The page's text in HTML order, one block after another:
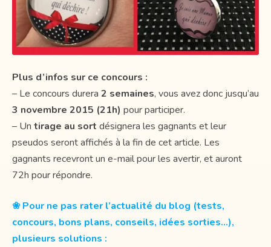
Plus d’infos sur ce concours :
– Le concours durera 2 semaines, vous avez donc jusqu’au
3 novembre 2015 (21h) pour participer.
– Un tirage au sort désignera les gagnants et leur
pseudos seront affichés à la fin de cet article. Les
gagnants recevront un e-mail pour les avertir, et auront
72h pour répondre.
❀ Pour ne pas rater l’actualité du blog (tests,
concours, bons plans, conseils, idées sorties…),
plusieurs solutions :